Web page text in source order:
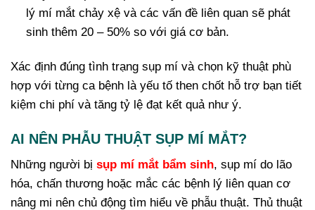
lý mí mắt chảy xệ và các vấn đề liên quan sẽ phát
sinh thêm 20 – 50% so với giá cơ bản.
Xác định đúng tình trạng sụp mí và chọn kỹ thuật phù
hợp với từng ca bệnh là yếu tố then chốt hỗ trợ bạn tiết
kiệm chi phí và tăng tỷ lệ đạt kết quả như ý.
AI NÊN PHẪU THUẬT SỤP MÍ MẮT?
Những người bị sụp mí mắt bẩm sinh, sụp mí do lão
hóa, chấn thương hoặc mắc các bệnh lý liên quan cơ
nâng mi nên chủ động tìm hiểu về phẫu thuật. Thủ thuật